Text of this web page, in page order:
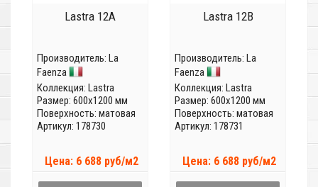
Lastra 12A
Производитель: La
Faenza
Коллекция: Lastra
Размер: 600x1200 мм
Поверхность: матовая
Артикул: 178730
Цена: 6 688 руб/м2
Lastra 12B
Производитель: La
Faenza
Коллекция: Lastra
Размер: 600x1200 мм
Поверхность: матовая
Артикул: 178731
Цена: 6 688 руб/м2